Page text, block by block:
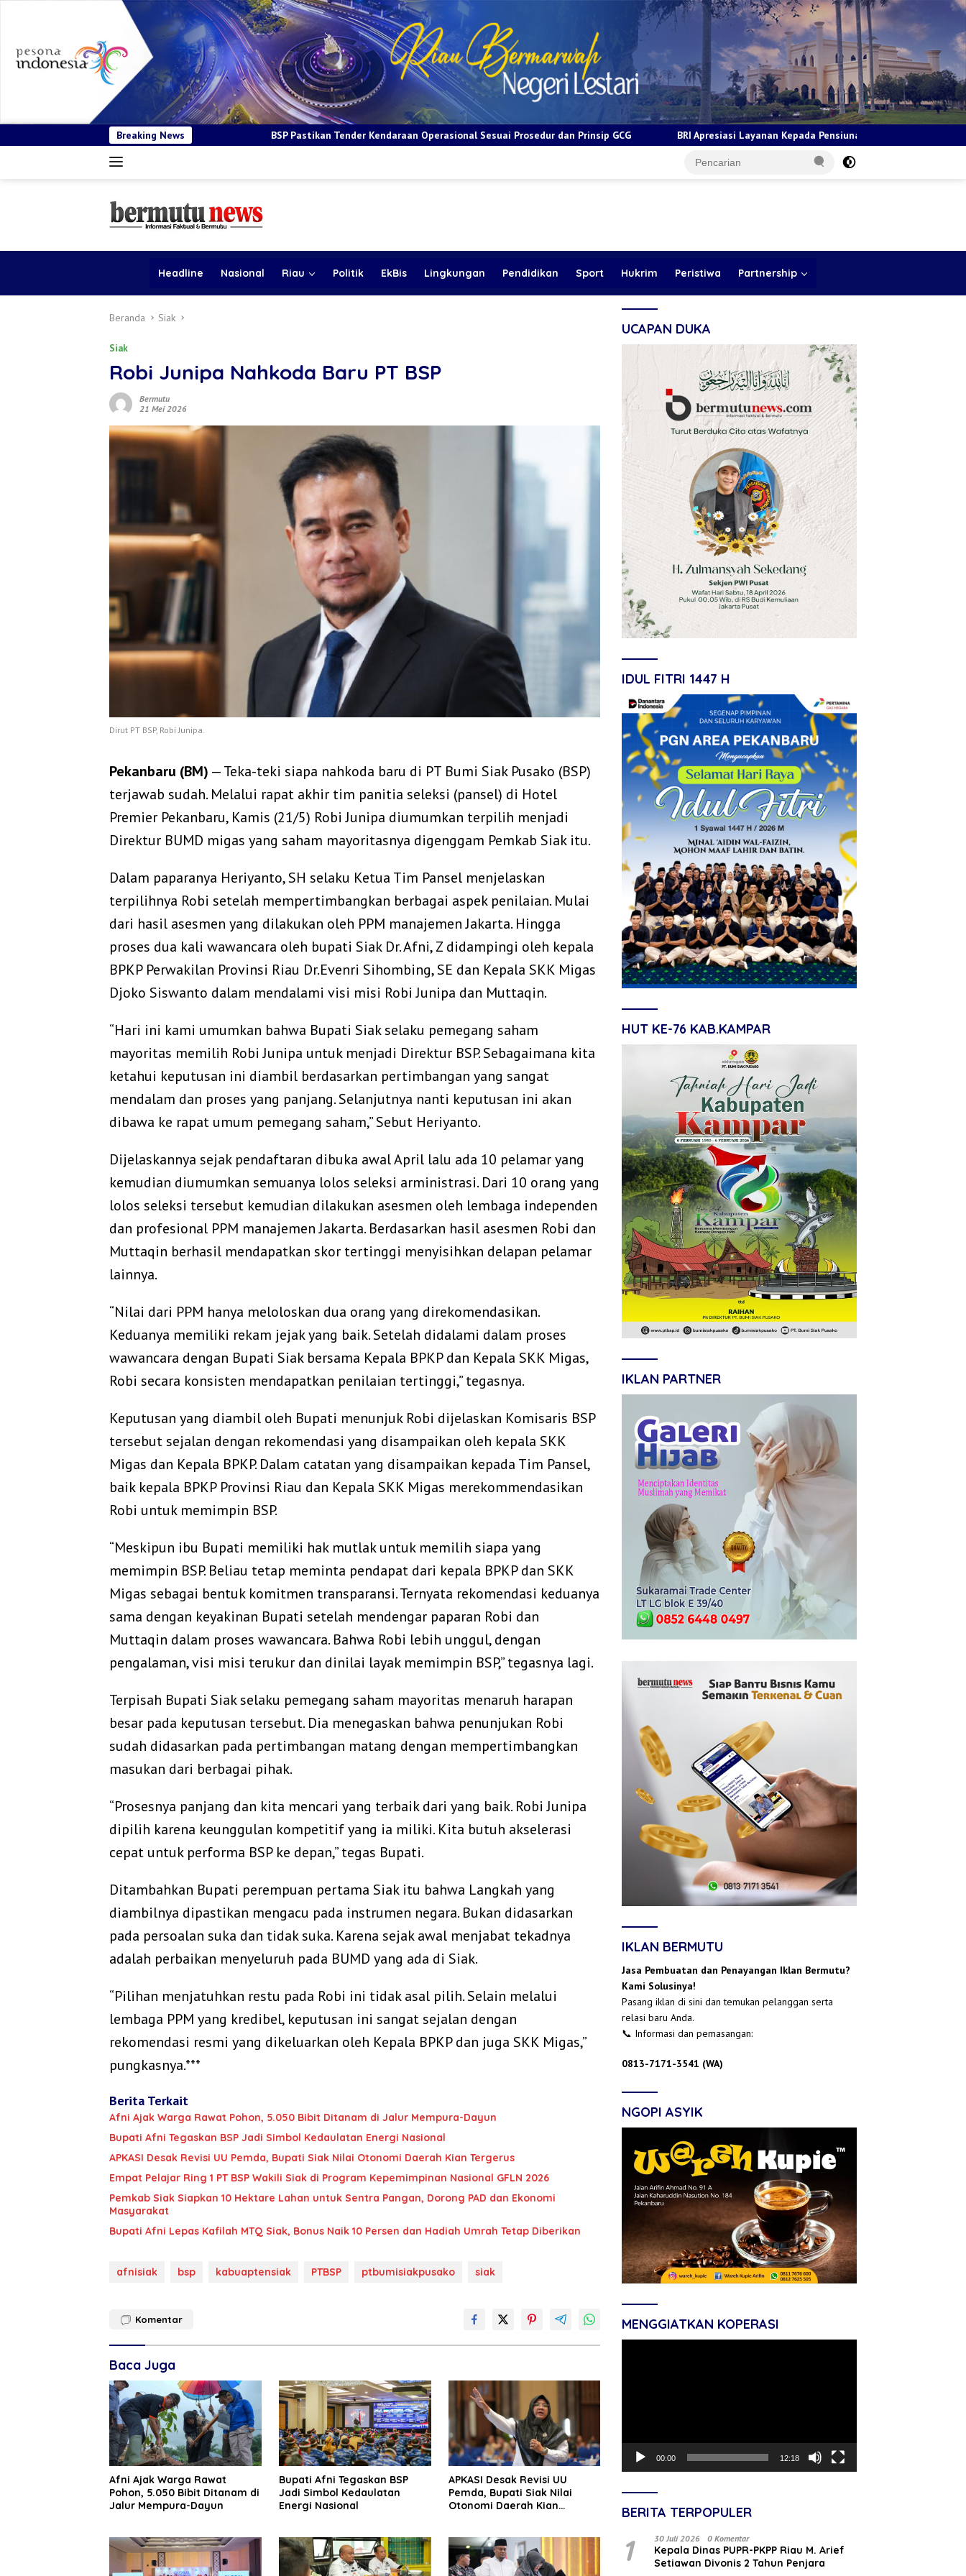
Breaking NewsBSP Pastikan Tender Kendaraan Operasional Sesuai Prosedur dan Prinsip GCG BRI Apresiasi Layanan Kepada Pensiunan Jadi Bukti Komitmen Tingkatkan Kepuasan
Headline Nasional Riau Politik EkBis Lingkungan Pendidikan Sport Hukrim Peristiwa Partnership
Beranda Siak
Siak
Robi Junipa Nahkoda Baru PT BSP
Bermutu
21 Mei 2026
Dirut PT BSP, Robi Junipa.
Pekanbaru (BM) — Teka-teki siapa nahkoda baru di PT Bumi Siak Pusako (BSP)
terjawab sudah. Melalui rapat akhir tim panitia seleksi (pansel) di Hotel
Premier Pekanbaru, Kamis (21/5) Robi Junipa diumumkan terpilih menjadi
Direktur BUMD migas yang saham mayoritasnya digenggam Pemkab Siak itu.
Dalam paparanya Heriyanto, SH selaku Ketua Tim Pansel menjelaskan
terpilihnya Robi setelah mempertimbangkan berbagai aspek penilaian. Mulai
dari hasil asesmen yang dilakukan oleh PPM manajemen Jakarta. Hingga
proses dua kali wawancara oleh bupati Siak Dr. Afni, Z didampingi oleh kepala
BPKP Perwakilan Provinsi Riau Dr.Evenri Sihombing, SE dan Kepala SKK Migas
Djoko Siswanto dalam mendalami visi misi Robi Junipa dan Muttaqin.
“Hari ini kami umumkan bahwa Bupati Siak selaku pemegang saham
mayoritas memilih Robi Junipa untuk menjadi Direktur BSP. Sebagaimana kita
ketahui keputusan ini diambil berdasarkan pertimbangan yang sangat
mendalam dan proses yang panjang. Selanjutnya nanti keputusan ini akan
dibawa ke rapat umum pemegang saham,” Sebut Heriyanto.
Dijelaskannya sejak pendaftaran dibuka awal April lalu ada 10 pelamar yang
kemudian diumumkan semuanya lolos seleksi arministrasi. Dari 10 orang yang
lolos seleksi tersebut kemudian dilakukan asesmen oleh lembaga independen
dan profesional PPM manajemen Jakarta. Berdasarkan hasil asesmen Robi dan
Muttaqin berhasil mendapatkan skor tertinggi menyisihkan delapan pelamar
lainnya.
“Nilai dari PPM hanya meloloskan dua orang yang direkomendasikan.
Keduanya memiliki rekam jejak yang baik. Setelah didalami dalam proses
wawancara dengan Bupati Siak bersama Kepala BPKP dan Kepala SKK Migas,
Robi secara konsisten mendapatkan penilaian tertinggi,” tegasnya.
Keputusan yang diambil oleh Bupati menunjuk Robi dijelaskan Komisaris BSP
tersebut sejalan dengan rekomendasi yang disampaikan oleh kepala SKK
Migas dan Kepala BPKP. Dalam catatan yang disampaikan kepada Tim Pansel,
baik kepala BPKP Provinsi Riau dan Kepala SKK Migas merekommendasikan
Robi untuk memimpin BSP.
“Meskipun ibu Bupati memiliki hak mutlak untuk memilih siapa yang
memimpin BSP. Beliau tetap meminta pendapat dari kepala BPKP dan SKK
Migas sebagai bentuk komitmen transparansi. Ternyata rekomendasi keduanya
sama dengan keyakinan Bupati setelah mendengar paparan Robi dan
Muttaqin dalam proses wawancara. Bahwa Robi lebih unggul, dengan
pengalaman, visi misi terukur dan dinilai layak memimpin BSP,” tegasnya lagi.
Terpisah Bupati Siak selaku pemegang saham mayoritas menaruh harapan
besar pada keputusan tersebut. Dia menegaskan bahwa penunjukan Robi
sudah didasarkan pada pertimbangan matang dengan mempertimbangkan
masukan dari berbagai pihak.
“Prosesnya panjang dan kita mencari yang terbaik dari yang baik. Robi Junipa
dipilih karena keunggulan kompetitif yang ia miliki. Kita butuh akselerasi
cepat untuk performa BSP ke depan,” tegas Bupati.
Ditambahkan Bupati perempuan pertama Siak itu bahwa Langkah yang
diambilnya dipastikan mengacu pada instrumen negara. Bukan didasarkan
pada persoalan suka dan tidak suka. Karena sejak awal menjabat tekadnya
adalah perbaikan menyeluruh pada BUMD yang ada di Siak.
“Pilihan menjatuhkan restu pada Robi ini tidak asal pilih. Selain melalui
lembaga PPM yang kredibel, keputusan ini sangat sejalan dengan
rekomendasi resmi yang dikeluarkan oleh Kepala BPKP dan juga SKK Migas,”
pungkasnya.***
Berita Terkait
Afni Ajak Warga Rawat Pohon, 5.050 Bibit Ditanam di Jalur Mempura-Dayun
Bupati Afni Tegaskan BSP Jadi Simbol Kedaulatan Energi Nasional
APKASI Desak Revisi UU Pemda, Bupati Siak Nilai Otonomi Daerah Kian Tergerus
Empat Pelajar Ring 1 PT BSP Wakili Siak di Program Kepemimpinan Nasional GFLN 2026
Pemkab Siak Siapkan 10 Hektare Lahan untuk Sentra Pangan, Dorong PAD dan Ekonomi
Masyarakat
Bupati Afni Lepas Kafilah MTQ Siak, Bonus Naik 10 Persen dan Hadiah Umrah Tetap Diberikan
afnisiak bsp kabuaptensiak PTBSP ptbumisiakpusako siak
Komentar
Baca Juga
Afni Ajak Warga Rawat
Pohon, 5.050 Bibit Ditanam di
Jalur Mempura-Dayun
Bupati Afni Tegaskan BSP
Jadi Simbol Kedaulatan
Energi Nasional
APKASI Desak Revisi UU
Pemda, Bupati Siak Nilai
Otonomi Daerah Kian
UCAPAN DUKA
IDUL FITRI 1447 H
HUT KE-76 KAB.KAMPAR
IKLAN PARTNER
IKLAN BERMUTU
Jasa Pembuatan dan Penayangan Iklan Bermutu?
Kami Solusinya!
Pasang iklan di sini dan temukan pelanggan serta
relasi baru Anda.
📞 Informasi dan pemasangan:
0813-7171-3541 (WA)
NGOPI ASYIK
MENGGIATKAN KOPERASI
00:00 12:18
BERITA TERPOPULER
1 30 Juli 2026 0 Komentar
Kepala Dinas PUPR-PKPP Riau M. Arief
Setiawan Divonis 2 Tahun Penjara